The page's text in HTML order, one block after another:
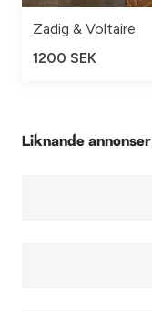
Zadig & Voltaire
1200 SEK
Liknande annonser